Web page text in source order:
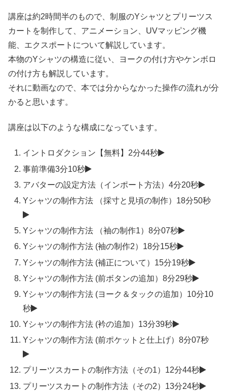
講座は約2時間半のもので、制服のYシャツとプリーツス
カートを制作して、アニメーション、UVマッピング機
能、エクスポートについて解説しています。
本物のYシャツの構造に従い、ヨークの付け方やケンボロ
の付け方も解説しています。
それに動画なので、本では分からなかった操作の流れが分
かると思います。
講座は以下のような構成になっています。
イントロダクション【無料】 2分44秒
事前準備3分10秒
アバターの設定方法（インポート方法）4分20秒
Yシャツの制作方法 （採寸と見頃の制作） 18分50秒
Yシャツの制作方法 （袖の制作1）8分07秒
Yシャツの制作方法 (袖の制作2） 18分15秒
Yシャツの制作方法 (補正について） 15分19秒
Yシャツの制作方法 (前ボタンの追加）8分29秒
Yシャツの制作方法 (ヨーク＆タックの追加） 10分10
秒
Yシャツの制作方法 (衿の追加） 13分39秒
Yシャツの制作方法 (前ポケットと仕上げ）8分07秒
プリーツスカートの制作方法（その1） 12分44秒
プリーツスカートの制作方法（その2） 13分24秒